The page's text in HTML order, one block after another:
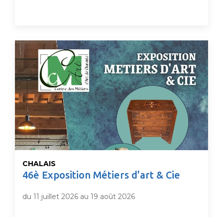
CHALAIS
46è Exposition Métiers d'art & Cie
du 11 juillet 2026 au 19 août 2026